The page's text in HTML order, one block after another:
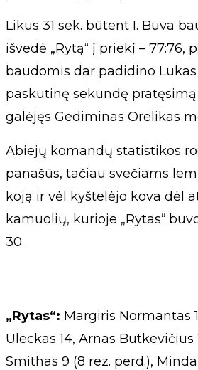
Likus 31 sek. būtent I. Buva
išvedė „Rytą“ į priekį – 77:76,
baudomis dar padidino Lukas
paskutinę sekundę
galėjęs Gediminas Orelikas
Abiejų komandų statistikos
panašūs, tačiau svečiams
koją ir vėl kyštelėjo kova dėl
kamuolių, kurioje „Rytas“
30.
„Rytas“: Margiris Normantas
Uleckas 14, Arnas Butkevičius
Smithas 9 (8 rez. perd.),